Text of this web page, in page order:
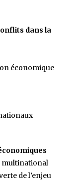
dans la
économique
multinational
de l’enjeu